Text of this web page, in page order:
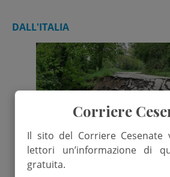
DALL'ITALIA
Corriere
Il sito del Corriere Cesenate
lettori un’informazione di
gratuita.